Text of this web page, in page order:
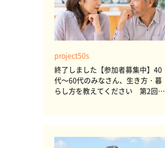
project50s
終了しました【参加者募集中】40
代～60代のみなさん、生き方・暮
らし方を教えてください 第2回pr